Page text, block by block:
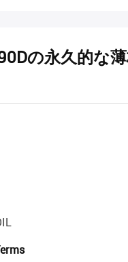
の永久的な